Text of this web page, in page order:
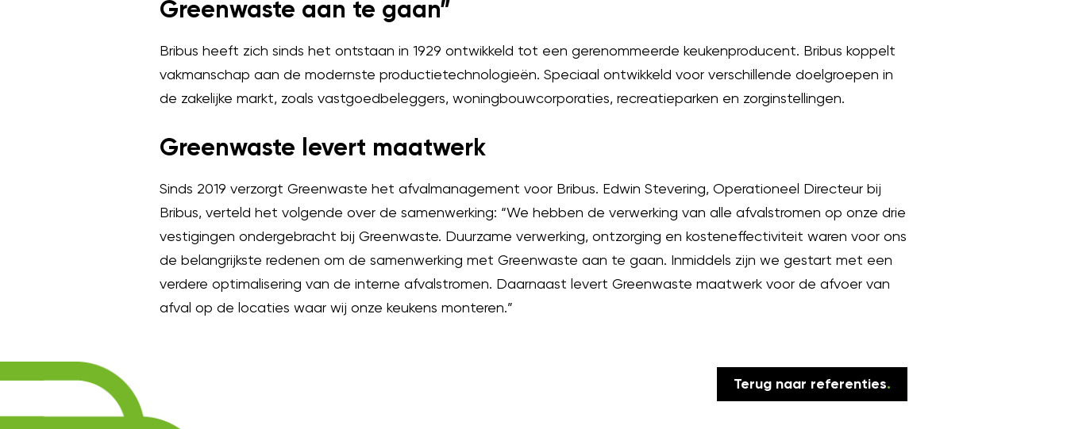
Greenwaste aan te gaan”
Bribus heeft zich sinds het ontstaan in 1929 ontwikkeld tot een gerenommeerde keukenproducent. Bribus koppelt
vakmanschap aan de modernste productietechnologieën. Speciaal ontwikkeld voor verschillende doelgroepen in
de zakelijke markt, zoals vastgoedbeleggers, woningbouwcorporaties, recreatieparken en zorginstellingen.
Greenwaste levert maatwerk
Sinds 2019 verzorgt Greenwaste het afvalmanagement voor Bribus. Edwin Stevering, Operationeel Directeur bij
Bribus, verteld het volgende over de samenwerking: “We hebben de verwerking van alle afvalstromen op onze drie
vestigingen ondergebracht bij Greenwaste. Duurzame verwerking, ontzorging en kosteneffectiviteit waren voor ons
de belangrijkste redenen om de samenwerking met Greenwaste aan te gaan. Inmiddels zijn we gestart met een
verdere optimalisering van de interne afvalstromen. Daarnaast levert Greenwaste maatwerk voor de afvoer van
afval op de locaties waar wij onze keukens monteren.”
Terug naar referenties.